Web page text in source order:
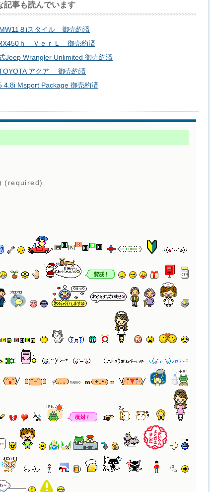
記事も読んでいます
８iスタイル 御売約済
ｈ ＶｅｒＬ 御売約済
Jeep Wrangler Unlimited 御売約済
TOYOTA アクア 御売約済
4.8i Msport Package 御売約済
(required)